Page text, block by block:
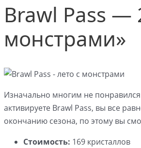
Brawl Pass —
монстрами»
Изначально многим не
активируете Brawl Pass, вы все
окончанию сезона, по этому вы
Стоимость: 169 кристаллов